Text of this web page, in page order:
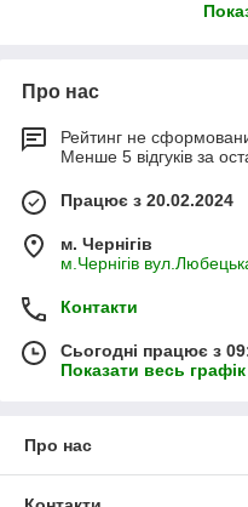
Чому обирати "Ваш дім"
По-друге, наші утеплювачі
Замовте мінеральну вату
отримайте швидку
якісний товар і вигідні
наша головна мета!
Про нас
Рейтинг не
Менше 5 відгуків за
Працює з 20.02.2024
м. Чернігів
м.Чернігів
Контакти
Сьогодні працює з
Показати весь
Про нас